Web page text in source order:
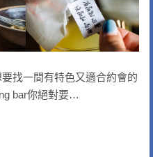
找一間有特色又適合約會的
bar你絕對要…